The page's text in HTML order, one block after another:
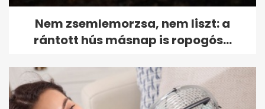
Nem zsemlemorzsa, nem liszt: a
rántott hús másnap is ropogós...